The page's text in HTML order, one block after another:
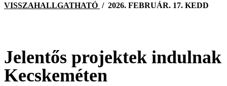
KERESÉS
VISSZAHALLGATHATÓ / 2026. FEBRUÁR. 17. KEDD
Jelentős projektek indulnak
Kecskeméten